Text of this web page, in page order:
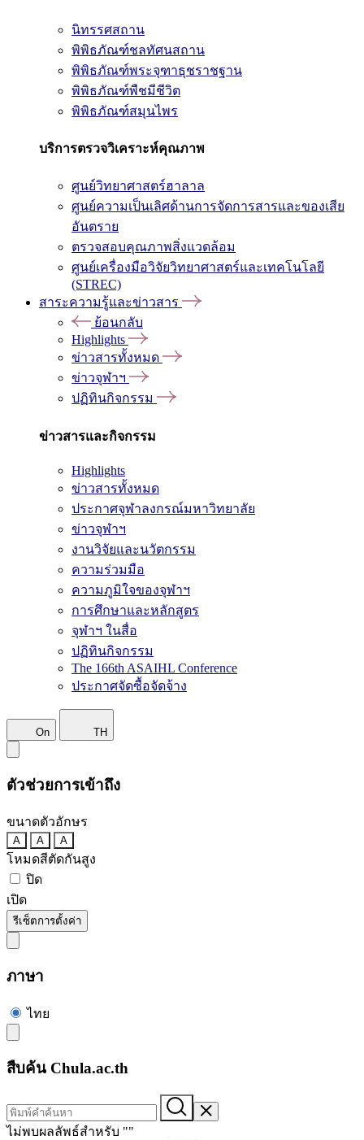
นิทรรศสถาน
พิพิธภัณฑ์ชลทัศนสถาน
พิพิธภัณฑ์พระจุฑาธุชราชฐาน
พิพิธภัณฑ์พืชมีชีวิต
พิพิธภัณฑ์สมุนไพร
บริการตรวจวิเคราะห์คุณภาพ
ศูนย์วิทยาศาสตร์ฮาลาล
ศูนย์ความเป็นเลิศด้านการจัดการสารและของเสีย
อันตราย
ตรวจสอบคุณภาพสิ่งแวดล้อม
ศูนย์เครื่องมือวิจัยวิทยาศาสตร์และเทคโนโลยี
(STREC)
สาระความรู้และข่าวสาร
ย้อนกลับ
Highlights
ข่าวสารทั้งหมด
ข่าวจุฬาฯ
ปฏิทินกิจกรรม
ข่าวสารและกิจกรรม
Highlights
ข่าวสารทั้งหมด
ประกาศจุฬาลงกรณ์มหาวิทยาลัย
ข่าวจุฬาฯ
งานวิจัยและนวัตกรรม
ความร่วมมือ
ความภูมิใจของจุฬาฯ
การศึกษาและหลักสูตร
จุฬาฯ ในสื่อ
ปฏิทินกิจกรรม
The 166th ASAIHL Conference
ประกาศจัดซื้อจัดจ้าง
On TH
ตัวช่วยการเข้าถึง
ขนาดตัวอักษร
A A A
โหมดสีตัดกันสูง
ปิด
เปิด
รีเซ็ตการตั้งค่า
ภาษา
ไทย
สืบค้น Chula.ac.th
ไม่พบผลลัพธ์สำหรับ ""